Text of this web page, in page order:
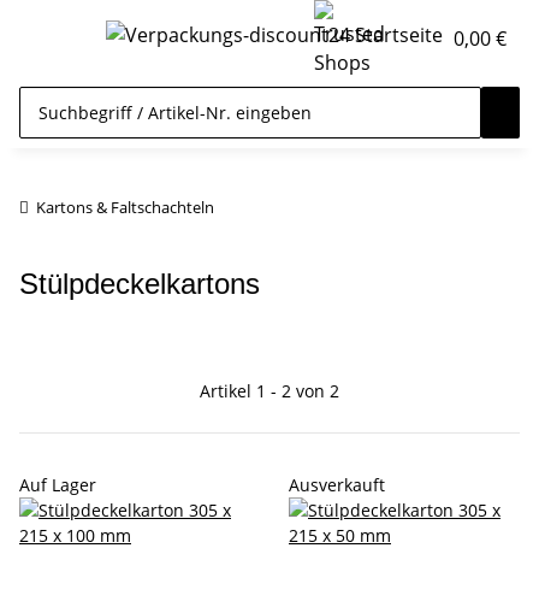
0,00 €
Kartons & Faltschachteln
Stülpdeckelkartons
Artikel 1 - 2 von 2
Auf Lager Ausverkauft